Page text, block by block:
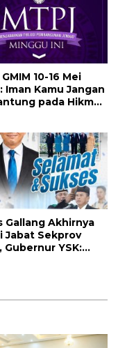
10-16 Mei
Iman Kamu Jangan
pada Hikmat
Gallang Akhirnya
Jabat Sekprov
Gubernur YSK: